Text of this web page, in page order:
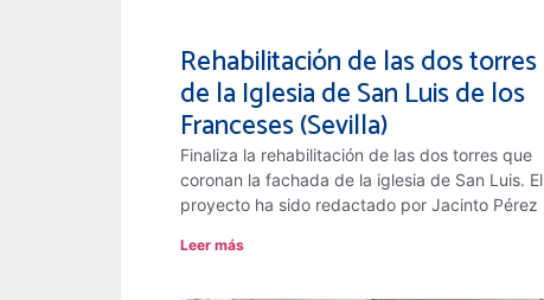
Rehabilitación de las dos torres
de la Iglesia de San Luis de los
Franceses (Sevilla)
Finaliza la rehabilitación de las dos torres que
coronan la fachada de la iglesia de San Luis. El
proyecto ha sido redactado por Jacinto Pérez
Leer más